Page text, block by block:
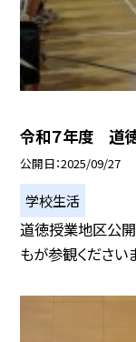
令和７年度 道
公開日 2025/09/27
学校生活
道徳授業地区公
もが参観ください